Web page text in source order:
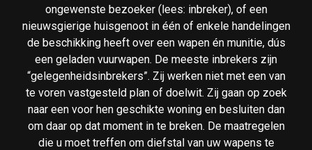
ongewenste bezoeker (lees: inbreker), of een
nieuwsgierige huisgenoot in één of enkele handelingen
de beschikking heeft over een wapen én munitie, dús
een geladen vuurwapen. De meeste inbrekers zijn
“gelegenheidsinbrekers”. Zij werken niet met een van
te voren vastgesteld plan of doelwit. Zij gaan op zoek
naar een voor hen geschikte woning en besluiten dan
om daar op dat moment in te breken. De maatregelen
die u moet treffen om diefstal van uw wapens te